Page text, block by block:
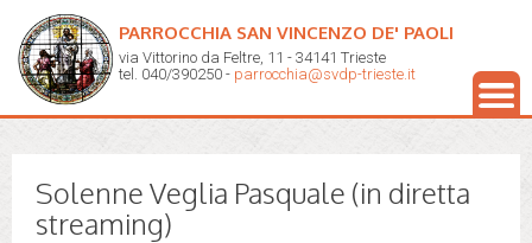
PARROCCHIA SAN VINCENZO DE' PAOLI
via Vittorino da Feltre, 11 - 34141 Trieste
tel. 040/390250 - parrocchia@svdp-trieste.it
Solenne Veglia Pasquale (in diretta
streaming)